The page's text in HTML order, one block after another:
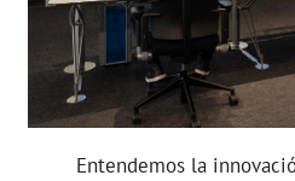
Entendemos la